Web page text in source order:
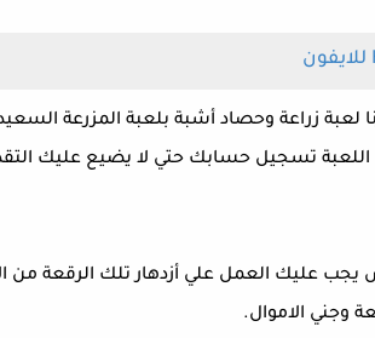
لعبة زراعة وحصاد أشبة بلعبة المزرعة
تسجيل حسابك حتي لا يضيع عليك
عليك العمل علي أزدهار تلك الرقعة من
وجني الاموال.